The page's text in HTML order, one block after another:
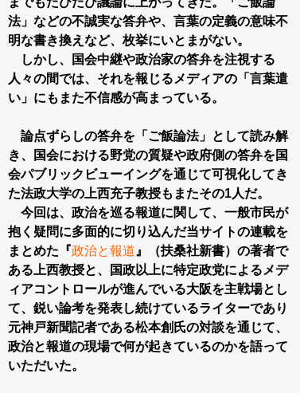
法」などの不誠実な答弁や、言葉の定義の意味不
明な書き換えなど、枚挙にいとまがない。
しかし、国会中継や政治家の答弁を注視する
人々の間では、それを報じるメディアの「言葉遣
い」にもまた不信感が高まっている。
論点ずらしの答弁を「ご飯論法」として読み解
き、国会における野党の質疑や政府側の答弁を国
会パブリックビューイングを通じて可視化してき
た法政大学の上西充子教授もまたその1人だ。
今回は、政治を巡る報道に関して、一般市民が
抱く疑問に多面的に切り込んだ当サイトの連載を
まとめた『政治と報道 』（扶桑社新書）の著者で
ある上西教授と、国政以上に特定政党によるメデ
ィアコントロールが進んでいる大阪を主戦場とし
て、鋭い論考を発表し続けているライターであり
元神戸新聞記者である松本創氏の対談を通じて、
政治と報道の現場で何が起きているのかを語って
いただいた。